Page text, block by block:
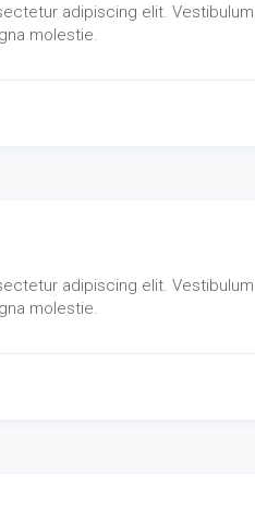
adipiscing elit.
molestie.
adipiscing elit.
molestie.